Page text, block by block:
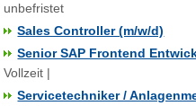
unbefristet
Sales Controller (m/w/d)
Senior SAP Frontend
Vollzeit |
Servicetechniker /